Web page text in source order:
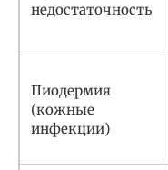
недостаточность
Пиодермия
(кожные
инфекции)